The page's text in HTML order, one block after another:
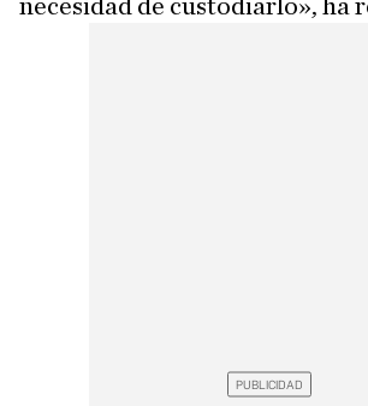
necesidad de custodiarlo», ha